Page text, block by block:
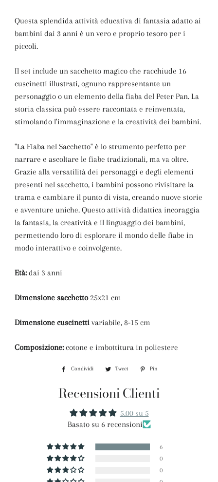
Questa splendida attività educativa di fantasia adatto ai
bambini dai 3 anni è un vero e proprio tesoro per i
piccoli.
Il set include un sacchetto magico che racchiude 16
cuscinetti illustrati, ognuno rappresentante un
personaggio o un elemento della fiaba del Peter Pan. La
storia classica può essere raccontata e reinventata,
stimolando l'immaginazione e la creatività dei bambini.
"La Fiaba nel Sacchetto" è lo strumento perfetto per
narrare e ascoltare le fiabe tradizionali, ma va oltre.
Grazie alla versatilità dei personaggi e degli elementi
presenti nel sacchetto, i bambini possono rivisitare la
trama e cambiare il punto di vista, creando nuove storie
e avventure uniche. Questo attività didattica incoraggia
la fantasia, la creatività e il linguaggio dei bambini,
permettendo loro di esplorare il mondo delle fiabe in
modo interattivo e coinvolgente.
Età:dai 3 anni
Dimensione sacchetto25x21 cm
Dimensione cuscinetti variabile, 8-15 cm
Composizione: cotone e imbottitura in poliestere
Condividi
Condividi
Facebook
Tweet
Twitta
Twitter
Pin
Recensioni Clienti
5.00 su 5
Basato su 6 recensioni
6
0
0